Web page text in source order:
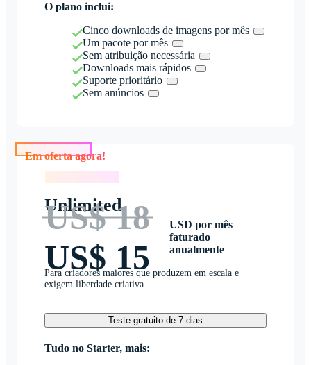
O plano inclui:
Cinco downloads de imagens por mês
Um pacote por mês
Sem atribuição necessária
Downloads mais rápidos
Suporte prioritário
Sem anúncios
Unlimited
US$ 18
US$ 15
USD por mês
faturado
anualmente
Para criadores maiores que produzem em escala e
exigem liberdade criativa
Teste gratuito de 7 dias
Tudo no Starter, mais: